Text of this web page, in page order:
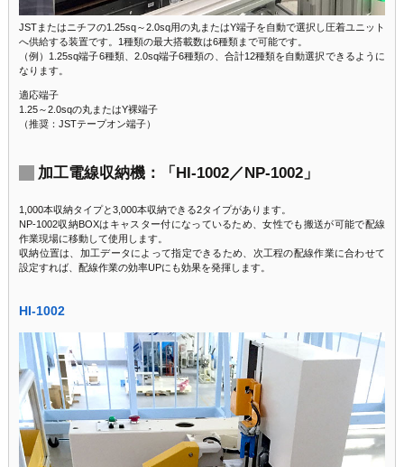
JSTまたはニチフの1.25sq～2.0sq用の丸またはY端子を自動で選択し圧着ユニット
へ供給する装置です。1種類の最大搭載数は6種類まで可能です。
（例）1.25sq端子6種類、2.0sq端子6種類の、合計12種類を自動選択できるように
なります。
適応端子
1.25～2.0sqの丸またはY裸端子
（推奨：JSTテープオン端子）
加工電線収納機：「HI-1002／NP-1002」
1,000本収納タイプと3,000本収納できる2タイプがあります。
NP-1002収納BOXはキャスター付になっているため、女性でも搬送が可能で配線
作業現場に移動して使用します。
収納位置は、加工データによって指定できるため、次工程の配線作業に合わせて
設定すれば、配線作業の効率UPにも効果を発揮します。
HI-1002